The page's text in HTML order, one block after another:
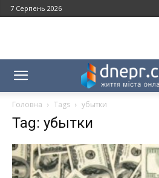
7 Серпень 2026
Головна Tags убытки
Tag: убытки